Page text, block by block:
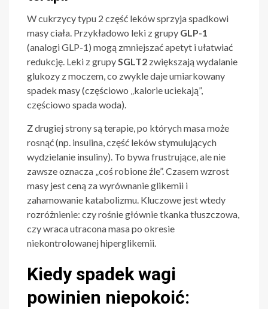
W cukrzycy typu 2 część leków sprzyja spadkowi
masy ciała. Przykładowo leki z grupy GLP-1
(analogi GLP-1) mogą zmniejszać apetyt i ułatwiać
redukcję. Leki z grupySGLT2 zwiększają wydalanie
glukozy z moczem, co zwykle daje umiarkowany
spadek masy (częściowo „kalorie uciekają”,
częściowo spada woda).
Z drugiej strony są terapie, po których masa może
rosnąć (np. insulina, część leków stymulujących
wydzielanie insuliny). To bywa frustrujące, ale nie
zawsze oznacza „coś robione źle”. Czasem wzrost
masy jest ceną za wyrównanie glikemii i
zahamowanie katabolizmu. Kluczowe jest wtedy
rozróżnienie: czy rośnie głównie tkanka tłuszczowa,
czy wraca utracona masa po okresie
niekontrolowanej hiperglikemii.
Kiedy spadek wagi
powinien niepokoić: